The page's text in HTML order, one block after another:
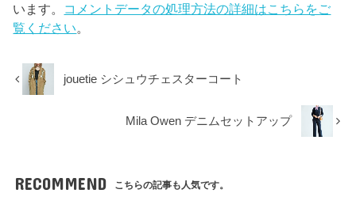
います。 コメントデータの処理方法の詳細はこちらをご
覧ください。
jouetie シシュウチェスターコート
Mila Owen デニムセットアップ
RECOMMEND こちらの記事も人気です。